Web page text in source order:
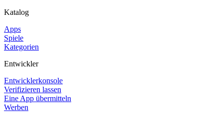
Katalog
Apps
Spiele
Kategorien
Entwickler
Entwicklerkonsole
Verifizieren lassen
Eine App übermitteln
Werben